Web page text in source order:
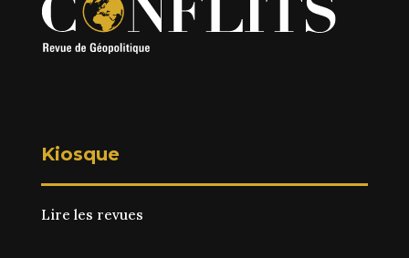
Kiosque
Lire les revues